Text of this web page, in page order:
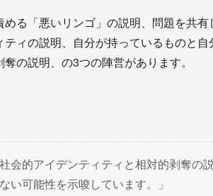
る「悪いリンゴ」の説明、問題を共
ィの説明、自分が持っているものと
の説明、の3つの陣営があります。
会的アイデンティティと相対的剥奪の
い可能性を示唆しています。」